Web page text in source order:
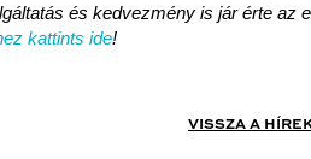
és kedvezmény is jár érte az
kattints ide!
VISSZA A